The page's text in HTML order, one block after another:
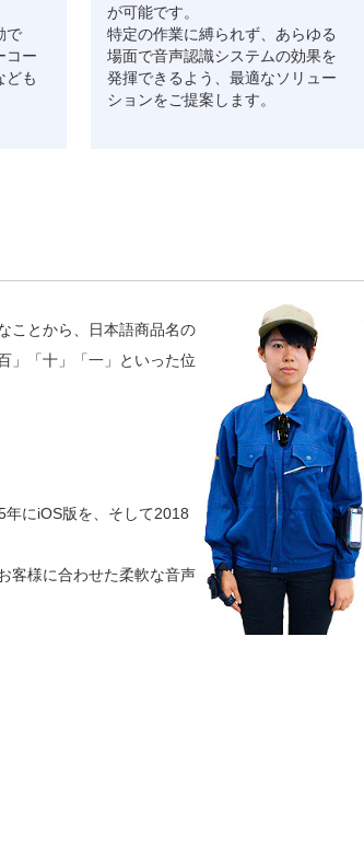
で
コー
ども
が可能です。
特定の作業に縛られず、あらゆる
場面で音声認識システムの効果を
発揮できるよう、最適なソリュー
ションをご提案します。
ことから、日本語商品名の
」「十」「一」といった位
にiOS版を、そして2018
客様に合わせた柔軟な音声